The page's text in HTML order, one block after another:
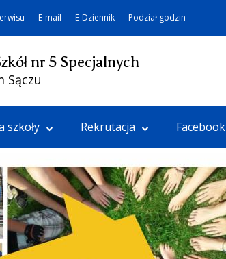
E-mail E-Dziennik Podział godzin
nr 5 Specjalnych
Sączu
szkoły Rekrutacja Facebook